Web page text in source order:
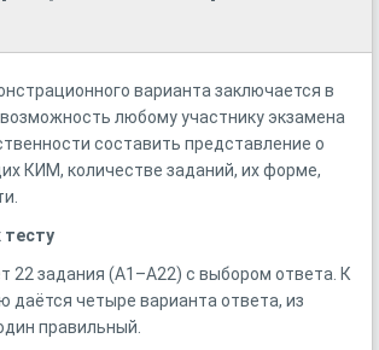
варианта заключается в
любому участнику экзамена
составить представление о
КИМ, количестве заданий, их форме,
тесту
22 задания (А1–А22) с выбором ответа. К
даётся четыре варианта ответа, из
правильный.